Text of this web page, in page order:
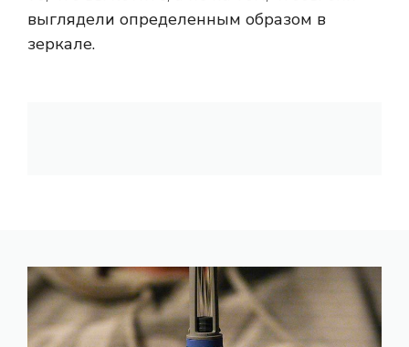
выглядели определенным образом в
зеркале.